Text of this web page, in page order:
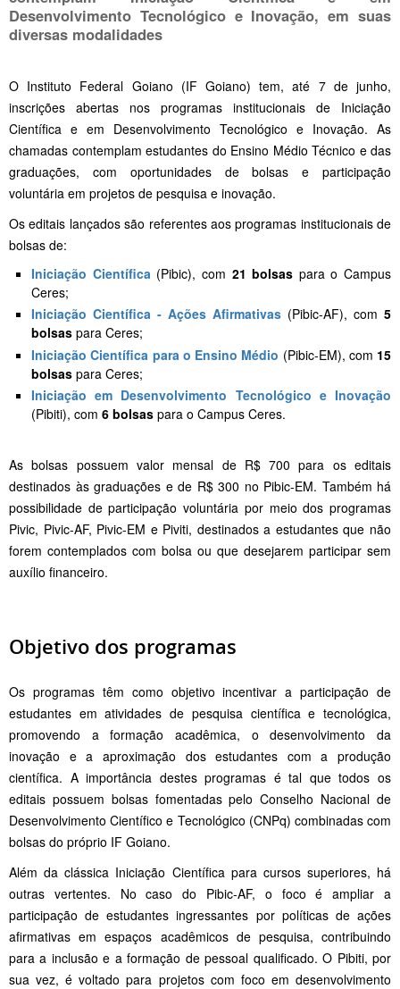
Desenvolvimento Tecnológico e Inovação, em suas
diversas modalidades
O Instituto Federal Goiano (IF Goiano) tem, até 7 de junho,
inscrições abertas nos programas institucionais de Iniciação
Científica e em Desenvolvimento Tecnológico e Inovação. As
chamadas contemplam estudantes do Ensino Médio Técnico e das
graduações, com oportunidades de bolsas e participação
voluntária em projetos de pesquisa e inovação.
Os editais lançados são referentes aos programas institucionais de
bolsas de:
Iniciação Científica (Pibic), com 21 bolsas para o Campus
Ceres;
Iniciação Científica - Ações Afirmativas (Pibic-AF), com 5
bolsas para Ceres;
Iniciação Científica para o Ensino Médio (Pibic-EM), com 15
bolsas para Ceres;
Iniciação em Desenvolvimento Tecnológico e Inovação
(Pibiti), com 6 bolsas para o Campus Ceres.
As bolsas possuem valor mensal de R$ 700 para os editais
destinados às graduações e de R$ 300 no Pibic-EM. Também há
possibilidade de participação voluntária por meio dos programas
Pivic, Pivic-AF, Pivic-EM e Piviti, destinados a estudantes que não
forem contemplados com bolsa ou que desejarem participar sem
auxílio financeiro.
Objetivo dos programas
Os programas têm como objetivo incentivar a participação de
estudantes em atividades de pesquisa científica e tecnológica,
promovendo a formação acadêmica, o desenvolvimento da
inovação e a aproximação dos estudantes com a produção
científica. A importância destes programas é tal que todos os
editais possuem bolsas fomentadas pelo Conselho Nacional de
Desenvolvimento Científico e Tecnológico (CNPq) combinadas com
bolsas do próprio IF Goiano.
Além da clássica Iniciação Científica para cursos superiores, há
outras vertentes. No caso do Pibic-AF, o foco é ampliar a
participação de estudantes ingressantes por políticas de ações
afirmativas em espaços acadêmicos de pesquisa, contribuindo
para a inclusão e a formação de pessoal qualificado. O Pibiti, por
sua vez, é voltado para projetos com foco em desenvolvimento